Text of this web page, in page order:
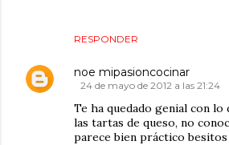
RESPONDER
noe mipasioncocinar
24 de mayo de 2012 a las 21:24
Te ha quedado genial con
las tartas de queso, no
parece bien práctico besitos